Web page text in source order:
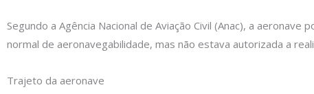
Segundo a Agência Nacional de Aviação Civil (Anac), a aeronave
normal de aeronavegabilidade, mas não estava autorizada a
Trajeto da aeronave